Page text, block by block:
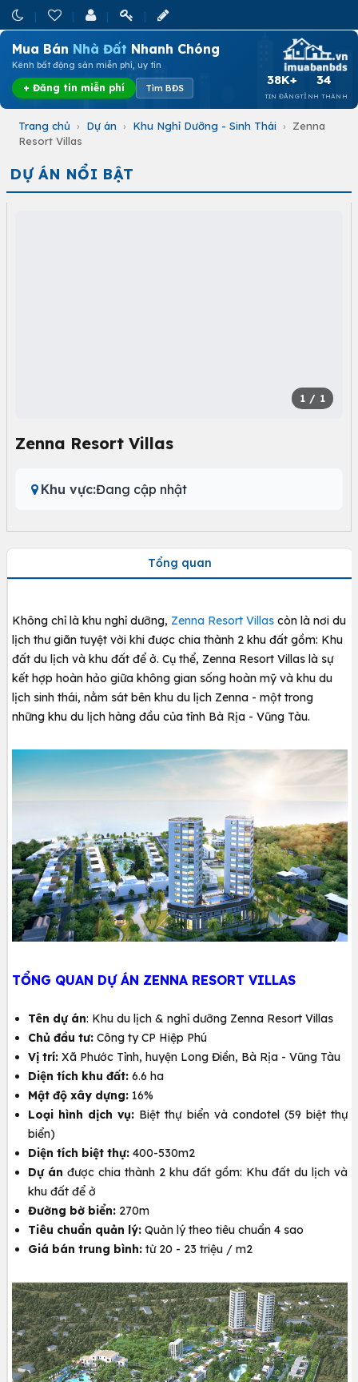
Mua Bán Nhà Đất Nhanh Chóng
Kênh bất động sản miễn phí, uy tín
+ Đăng tin miễn phí Tìm BĐS
38K+
TIN ĐĂNG
34
TỈNH THÀNH
Trang chủ › Dự án › Khu Nghỉ Dưỡng - Sinh Thái ›
Zenna
Resort Villas
DỰ ÁN NỔI BẬT
1 / 1
Zenna Resort Villas
Khu vực:Đang cập nhật
Tổng quan
Không chỉ là khu nghỉ dưỡng, Zenna Resort Villas còn là nơi du
lịch thư giãn tuyệt vời khi được chia thành 2 khu đất gồm: Khu
đất du lịch và khu đất để ở. Cụ thể, Zenna Resort Villas là sự
kết hợp hoàn hảo giữa không gian sống hoàn mỹ và khu du
lịch sinh thái, nằm sát bên khu du lịch Zenna - một trong
những khu du lịch hàng đầu của tỉnh Bà Rịa - Vũng Tàu.
TỔNG QUAN DỰ ÁN ZENNA RESORT VILLAS
Tên dự án: Khu du lịch & nghỉ dưỡng Zenna Resort Villas
Chủ đầu tư: Công ty CP Hiệp Phú
Vị trí: Xã Phước Tỉnh, huyện Long Điền, Bà Rịa - Vũng Tàu
Diện tích khu đất: 6.6 ha
​Mật độ xây dựng: 16%
Loại hình dịch vụ: Biệt thự biển và condotel (59 biệt thự
biển)
Diện tích biệt thự: 400-530m2
Dự án được chia thành 2 khu đất gồm: Khu đất du lịch và
khu đất để ở
Đường bờ biển: 270m
Tiêu chuẩn quản lý: Quản lý theo tiêu chuẩn 4 sao
Giá bán trung bình: từ 20 - 23 triệu / m2